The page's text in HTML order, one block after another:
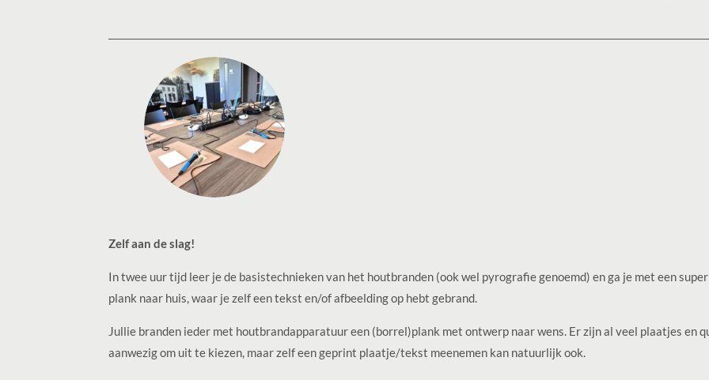
Zelf aan de slag!
In twee uur tijd leer je de basistechnieken van het houtbranden (ook wel pyrografie genoemd) en ga je met een
plank naar huis, waar je zelf een tekst en/of afbeelding op hebt gebrand.
Jullie branden ieder met houtbrandapparatuur een (borrel)plank met ontwerp naar wens. Er zijn al veel plaatjes en
aanwezig om uit te kiezen, maar zelf een geprint plaatje/tekst meenemen kan natuurlijk ook.